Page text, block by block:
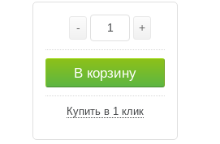
- +
В корзину
Купить в 1 клик